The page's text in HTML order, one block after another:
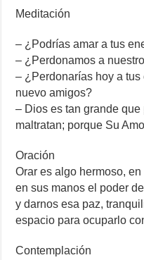
Meditación
– ¿Podrías amar a tus
– ¿Perdonamos a
– ¿Perdonarías hoy a
nuevo amigos?
– Dios es tan grande
maltratan; porque Su
Oración
Orar es algo hermoso,
en sus manos el poder
y darnos esa paz,
espacio para ocuparlo
Contemplación